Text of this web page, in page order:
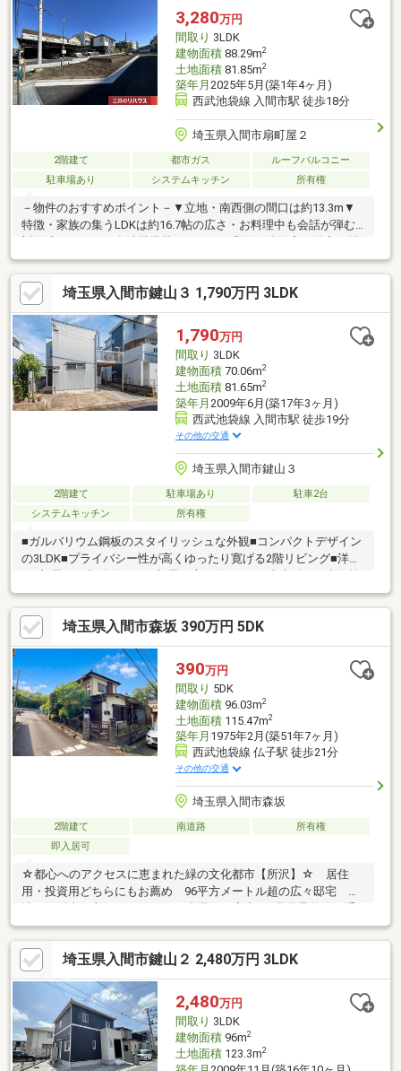
（30分～） 〇資金計画のご相談（30分～）〇現地／物件見学（60
分～） 〇周辺環境のご紹介（60分～） ご来場の際は、事前にご予
約をお願いします♪
3,280万円
間取り 3LDK
建物面積88.29m2
土地面積81.85m2
築年月 2025年5月(築1年4ヶ月)
西武池袋線 入間市駅 徒歩18分
埼玉県入間市扇町屋２
2階建て 都市ガス
ルーフバルコニー
駐車場あり
システムキッチン 所有権
－物件のおすすめポイント－▼立地・南西側の間口は約13.3m▼
特徴・家族の集うLDKは約16.7帖の広さ・お料理中も会話が弾む
置、家事動線良好・コミュニケーションを育むリビング階段・全
居室に収納有・カースペース1台分有(車種による)・即引渡し可能
(残金精算後)▼設備・トイレ2か所・洗髪洗面化粧台▼周辺環境・
ヨークマート入間扇台店 徒歩7分(約520m)・まちや公園 徒歩5分
(約390m)■ ご希望の住まい探しをお手伝いします
━━━━━・・・物件の詳細・ご相談はお気軽にお問い合わせく
ださい。
埼玉県入間市鍵山３ 1,790万円 3LDK
1,790万円
間取り 3LDK
建物面積70.06m2
土地面積81.65m2
築年月 2009年6月(築17年3ヶ月)
西武池袋線 入間市駅 徒歩19分
その他の交通
埼玉県入間市鍵山３
2階建て 駐車場あり
駐車2台
システムキッチン
所有権
■ガルバリウム鋼板のスタイリッシュな外観■コンパクトデザイン
の3LDK■プライバシー性が高くゆったり寛げる2階リビング■洋室
は3部屋とも収納付き、お部屋を広く使える■日常生活での利便性
が高まる、駐車スペース2台可能詳しくは住協入間支店までお問い
合わせください。当日の見学ご希望の方は、お電話いただけます
とスムーズにご案内が可能です。住協入間支店：0120-38-
6651（通話無料）
埼玉県入間市森坂 390万円 5DK
390万円
間取り 5DK
建物面積96.03m2
土地面積115.47m2
築年月 1975年2月(築51年7ヶ月)
西武池袋線 仏子駅 徒歩21分
その他の交通
埼玉県入間市森坂
2階建て 南道路
所有権
即入居可
☆都心へのアクセスに恵まれた緑の文化都市【所沢】☆ 居住
用・投資用どちらにもお薦め 96平方メートル超の広々邸宅 角
付）ランチや仕事後の10分で完結！プロの解説とパノラマ画像を
使った簡易的なオンライン相談受付中！◆ご家族みんながゆった
りくつろげる広々リビング◆ご家族の思い出も大切にしまってお
けるたっぷり収納◆ほっこりできる和室でくつろぐひととき・南
側道路に面す、閑静な住宅地、前道６ｍ以上、角地、緑豊かな住
宅地立地・陽当り良好、通風良好・全居室収納付・浴室に窓付で
バスタイムを快適に・バルコニー付・即入居可能
埼玉県入間市鍵山２ 2,480万円 3LDK
2,480万円
間取り 3LDK
建物面積96m2
土地面積123.3m2